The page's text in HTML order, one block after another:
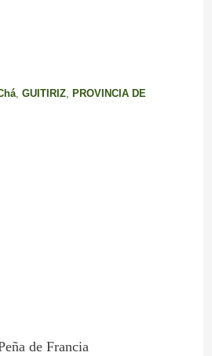
, GUITIRIZ, PROVINCIA DE
de Francia